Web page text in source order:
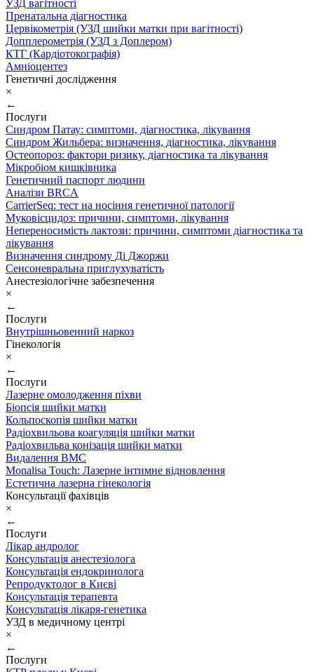
УЗД вагітності
Пренатальна діагностика
Цервікометрія (УЗД шийки матки при вагітності)
Допплерометрія (УЗД з Доплером)
КТГ (Кардіотокографія)
Амніоцентез
Генетичні дослідження
×
←
Послуги
Синдром Патау: симптоми, дiагностика, лiкування
Синдром Жильбера: визначення, діагностика, лікування
Остеопороз: фактори ризику, діагностика та лікування
Мікробіом кишківника
Генетичний паспорт людини
Аналізи BRCA
CarrierSeq: тест на носіння генетичної патології
Муковісцидоз: причини, симптоми, лікування
Непереносимість лактози: причини, симптоми діагностика та
лікування
Визначення синдрому Ді Джоржи
Сенсоневральна приглухуватість
Анестезіологічне забезпечення
×
←
Послуги
Внутрішньовенний наркоз
Гінекологія
×
←
Послуги
Лазерне омолодження піхви
Біопсія шийки матки
Кольпоскопія шийки матки
Радіохвильова коагуляція шийки матки
Радіохвильва конізація шийки матки
Видалення ВМС
Monalisa Touch: Лазерне інтимне відновлення
Естетична лазерна гінекологія
Консультації фахівців
×
←
Послуги
Лікар андролог
Консультація анестезіолога
Консультація ендокринолога
Репродуктолог в Києві
Консультація терапевта
Консультація лікаря-генетика
УЗД в медичному центрі
×
←
Послуги